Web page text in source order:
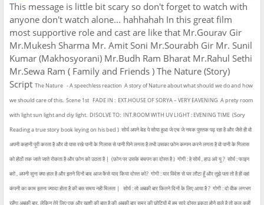
This message is little bit scary so don't forget to watch with
anyone don't watch alone... hahhahah In this great film
most supportive role and cast are like that Mr.Gourav Gir
Mr.Mukesh Sharma Mr. Amit Soni Mr.Sourabh Gir Mr. Sunil
Kumar (Makhosyorani) Mr.Budh Ram Bharat Mr.Rahul Sethi
Mr.Sewa Ram ( Family and Friends ) The Nature (Story)
Script The Nature -A speechless reaction A story of Nature about what should we do and how
we should care of this. Scene 1st FADE IN : EXT.HOUSE OF SORYA – VERY EAVENING A prety room
with light sun light and diy light. DISOLVE TO: INT.ROOM WITH UV LIGHT : EVENING TIME (Sory
Reading a true story book leying on his bed ) सोर्य अपने बेड पे सोया हुआ जे एच जे नमक पुस्तक पढ़ रहा है और जैसे ही वो
अपनी कहानी पूरी करता है और वो पास रखे पानी के गिलास से पानी पिने लगता है तभी उसका फ़ोन कम्पन करने लगता है वो पानी के गिलास
को होठों तक जाते जाते रोकता है और फ़ोन को उठता है | (फ़ोन पर उसके बचपन का दोस्त है ) गोगी : हे सोर्य , हाउ अरे यू ? सोर्य : फाइन
बरो , अपनी सुना क्या हाल है और इतने दिनों बाद आज कैसे याद किया दोस्त को? गोगी : यार विदेश से घर लौटा हूँ और तुझे पता तो है ही वहां
कंपनी का काम इतना ज्यादा होता है की बस समय नही मिलता |
सोर्य : तो अबकी बार कितने दिनों के लिए आया है ? गोगी : दो वीक लगभग
रहूँगा अबकी बार, लेकिन तेरे लिए एक और ख़ुशी की बात है की अबकी बार समर की छोटियों में हम सारे दोस्त इकठा होने वाले है तो कल कहीं